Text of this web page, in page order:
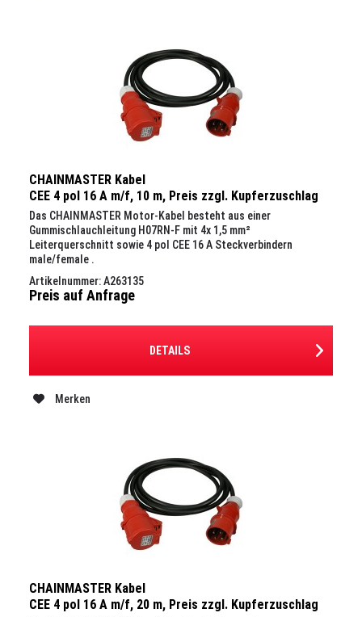
CHAINMASTER Kabel
CEE 4 pol 16 A m/f, 10 m, Preis zzgl. Kupferzuschlag
Das CHAINMASTER Motor-Kabel besteht aus einer
Gummischlauchleitung H07RN-F mit 4x 1,5 mm²
Leiterquerschnitt sowie 4 pol CEE 16 A Steckverbindern
male/female .
Artikelnummer: A263135
Preis auf Anfrage
DETAILS
Merken
CHAINMASTER Kabel
CEE 4 pol 16 A m/f, 20 m, Preis zzgl. Kupferzuschlag